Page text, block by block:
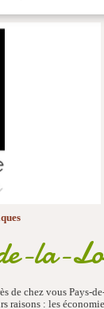
la-
de chez vous Pays-
raisons : les